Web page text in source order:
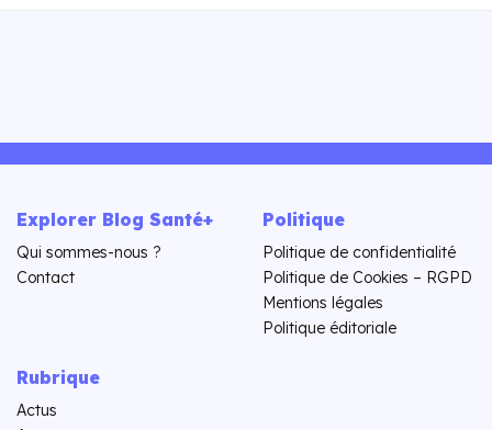
Explorer Blog Santé+
Qui sommes-nous ?
Contact
Politique
Politique de confidentialité
Politique de Cookies – RGPD
Mentions légales
Politique éditoriale
Rubrique
Actus